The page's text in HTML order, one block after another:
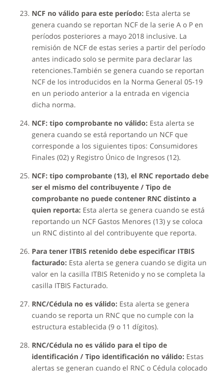
NCF no válido para este período:Esta alerta se
genera cuando se reportan NCF de la serie A o P en
períodos posteriores a mayo 2018 inclusive. La
remisión de NCF de estas series a partir del período
antes indicado solo se permite para declarar las
retenciones.También se genera cuando se reportan
NCF de los introducidos en la Norma General 05-19
en un periodo anterior a la entrada en vigencia
dicha norma.
NCF: tipo comprobante no válido:Esta alerta se
genera cuando se está reportando un NCF que
corresponde a los siguientes tipos: Consumidores
Finales (02) y Registro Único de Ingresos (12).
NCF: tipo comprobante (13), el RNC reportado debe
ser el mismo del contribuyente / Tipo de
comprobante no puede contener RNC distinto a
quien reporta: Esta alerta se genera cuando se está
reportando un NCF Gastos Menores (13) y se coloca
un RNC distinto al del contribuyente que reporta.
Para tener ITBIS retenido debe especificar ITBIS
facturado:Esta alerta se genera cuando se digita un
valor en la casilla ITBIS Retenido y no se completa la
casilla ITBIS Facturado.
RNC/Cédula no es válido:Esta alerta se genera
cuando se reporta un RNC que no cumple con la
estructura establecida (9 o 11 dígitos).
RNC/Cédula no es válido para el tipo de
identificación / Tipo identificación no válido:Estas
alertas se generan cuando el RNC o Cédula colocado